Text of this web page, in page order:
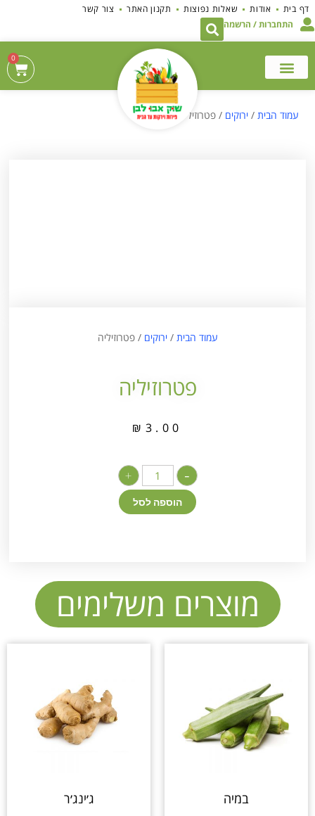
לתוכן
דף בית אודות שאלות נפוצות תקנון האתר
צור קשר
התחברות / הרשמה
0
עמוד הבית /ירוקים / פטרוזיליה
עמוד הבית /ירוקים / פטרוזיליה
פטרוזיליה
₪ 3.00
-
+
הוספה לסל
מוצרים משלימים
במיה
ג׳ינג׳ר